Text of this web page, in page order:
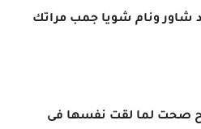
شاور ونام شويا جمب مراتك
صحت لما لقت نفسها فى